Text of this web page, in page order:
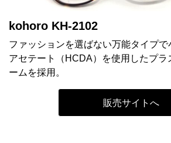
kohoro KH-2102
ファッションを選ばない万能タイプ
アセテート（HCDA）を使用したプラ
ームを採用。
販売サイトへ